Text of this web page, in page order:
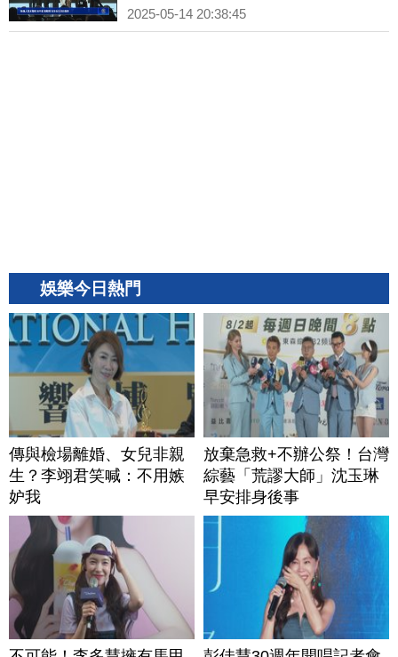
2025-05-14 20:38:45
娛樂今日熱門
傳與檢場離婚、女兒非親
生？李翊君笑喊：不用嫉
妒我
放棄急救+不辦公祭！台灣
綜藝「荒謬大師」沈玉琳
早安排身後事